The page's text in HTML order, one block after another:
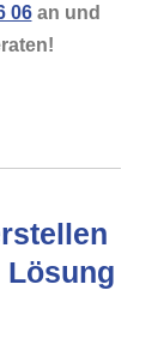
06an und
Lösung